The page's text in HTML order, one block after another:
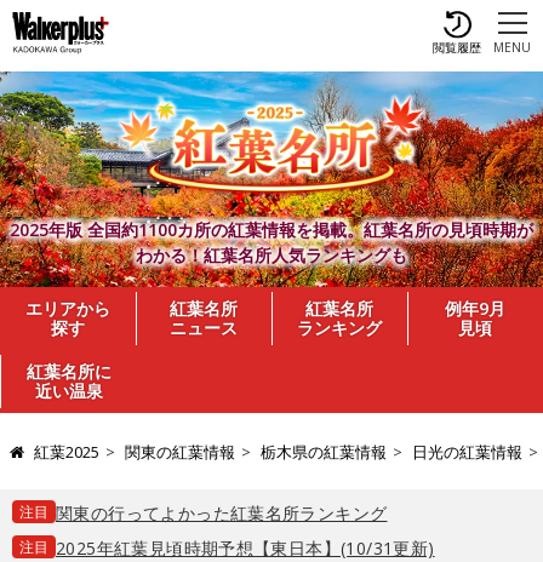
MENU
閲覧履歴
2025年版 全国約1100カ所の紅葉情報を掲載。紅葉名所の見頃時期が
わかる！紅葉名所人気ランキングも
エリアから
探す
紅葉名所
ニュース
紅葉名所
ランキング
例年9月
見頃
紅葉名所に
近い温泉
紅葉2025 関東の紅葉情報 栃木県の紅葉情報 日光の紅葉情報
注目 関東の行ってよかった紅葉名所ランキング
注目 2025年紅葉見頃時期予想【東日本】(10/31更新)